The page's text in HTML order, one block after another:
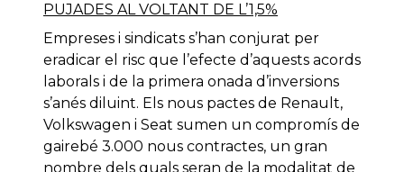
PUJADES AL VOLTANT DE L’1,5%
Empreses i sindicats s’han conjurat per
eradicar el risc que l’efecte d’aquests acords
laborals i de la primera onada d’inversions
s’anés diluint. Els nous pactes de Renault,
Volkswagen i Seat sumen un compromís de
gairebé 3.000 nous contractes, un gran
nombre dels quals seran de la modalitat de